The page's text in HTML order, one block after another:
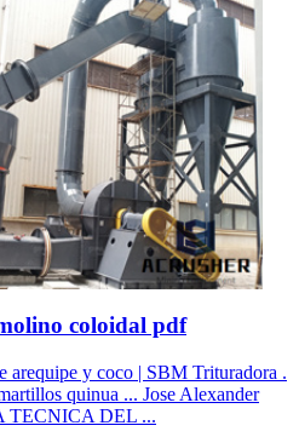
coloidal pdf
arequipe y coco | SBM Trituradora .
quinua ... Jose Alexander
TECNICA DEL ...